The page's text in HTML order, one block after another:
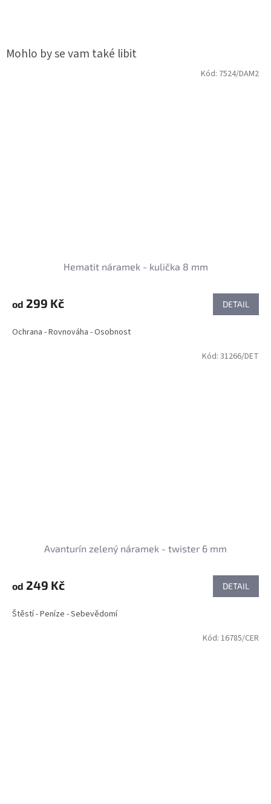
Hematit náramek - kulička 8 mm
od 299 Kč DETAIL
Ochrana - Rovnováha - Osobnost
Kód: 7524/DAM2
Avanturín zelený náramek - twister 6 mm
od 249 Kč DETAIL
Štěstí - Peníze - Sebevědomí
Kód: 31266/DET
Kód: 16785/CER